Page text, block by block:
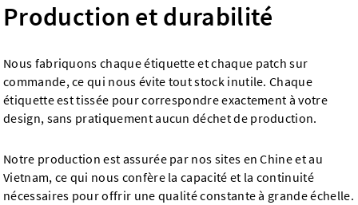
Production et durabilité
Nous fabriquons chaque étiquette et chaque patch sur
commande, ce qui nous évite tout stock inutile. Chaque
étiquette est tissée pour correspondre exactement à votre
design, sans pratiquement aucun déchet de production.
Notre production est assurée par nos sites en Chine et au
Vietnam, ce qui nous confère la capacité et la continuité
nécessaires pour offrir une qualité constante à grande échelle.